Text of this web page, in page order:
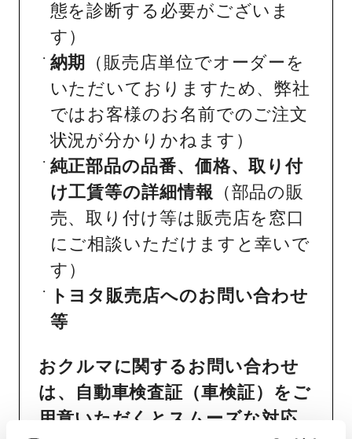
態を診断する必要がございま
す）
納期
（販売店単位でオーダーを
いただいておりますため、弊社
ではお客様のお名前でのご注文
状況が分かりかねます）
純正部品の品番、価格、取り付
け工賃等の詳細情報 （部品の販
売、取り付け等は販売店を窓口
にご相談いただけますと幸いで
す）
トヨタ販売店へのお問い合わせ
等
おクルマに関するお問い合わせ
は、自動車検査証（車検証）をご
用意いただくとスムーズな対応